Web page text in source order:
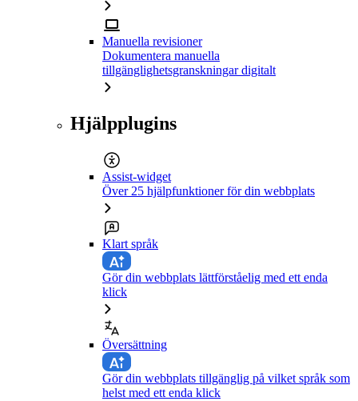
Manuella revisioner
Dokumentera manuella
tillgänglighetsgranskningar digitalt
Hjälpplugins
Assist-widget
Över 25 hjälpfunktioner för din webbplats
Klart språk
Gör din webbplats lättförståelig med ett enda
klick
Översättning
Gör din webbplats tillgänglig på vilket språk som
helst med ett enda klick